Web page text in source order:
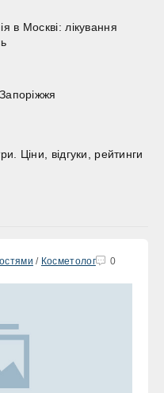
в Москві: лікування
Ціни, відгуки, рейтинги
/ Косметолог 0